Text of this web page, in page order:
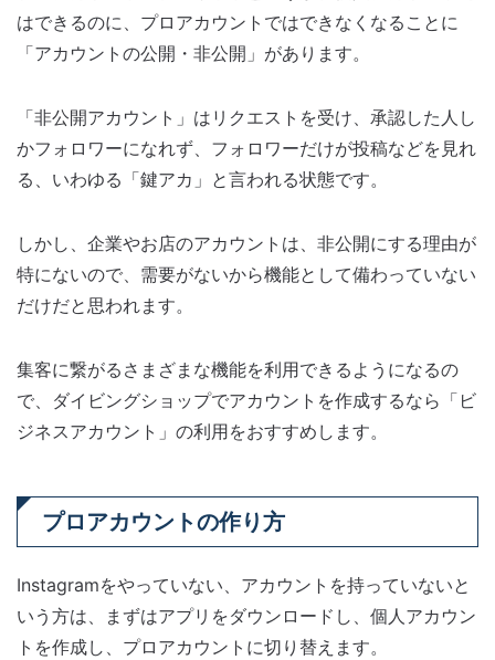
はできるのに、プロアカウントではできなくなることに
「アカウントの公開・非公開」があります。
「非公開アカウント」はリクエストを受け、承認した人し
かフォロワーになれず、フォロワーだけが投稿などを見れ
る、いわゆる「鍵アカ」と言われる状態です。
しかし、企業やお店のアカウントは、非公開にする理由が
特にないので、需要がないから機能として備わっていない
だけだと思われます。
集客に繋がるさまざまな機能を利用できるようになるの
で、ダイビングショップでアカウントを作成するなら「ビ
ジネスアカウント」の利用をおすすめします。
プロアカウントの作り方
Instagramをやっていない、アカウントを持っていないと
いう方は、まずはアプリをダウンロードし、個人アカウン
トを作成し、プロアカウントに切り替えます。